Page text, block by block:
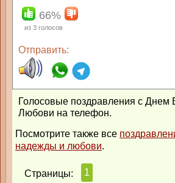
66%
из 3 голосов
Отправить:
Голосовые поздравления с
Любови на телефон.
Посмотрите также все
надежды и любови.
Страницы: 1